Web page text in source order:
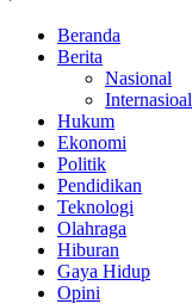
Beranda
Berita
Nasional
Internasioal
Hukum
Ekonomi
Politik
Pendidikan
Teknologi
Olahraga
Hiburan
Gaya Hidup
Opini